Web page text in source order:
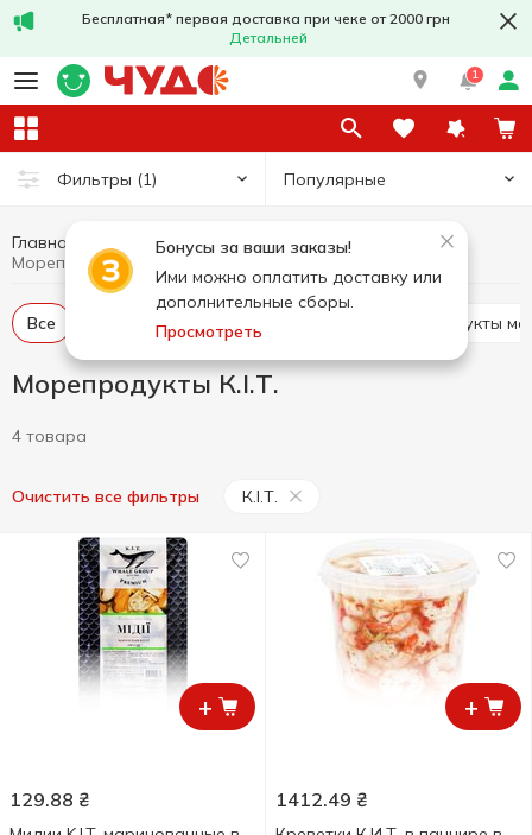
Бесплатная* первая доставка при чеке от 2000 грн
Детальней
1
Фильтры (1) Популярные
Бонусы за ваши заказы!
Ими можно оплатить доставку или
дополнительные сборы.
Просмотреть
Главная Рыба и морепродукты
Морепродукты
Морепродукты К.І.Т.
Все Морепродукты охлаждённые Морепродукты
Морепродукты К.І.Т.
4 товара
Очистить все фильтры К.І.Т.
+
129.88 ₴
+
1412.49 ₴